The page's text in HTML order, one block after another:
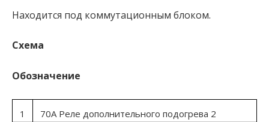
Находится под коммутационным блоком.
Схема
Обозначение
1 70А Реле дополнительного подогрева 2